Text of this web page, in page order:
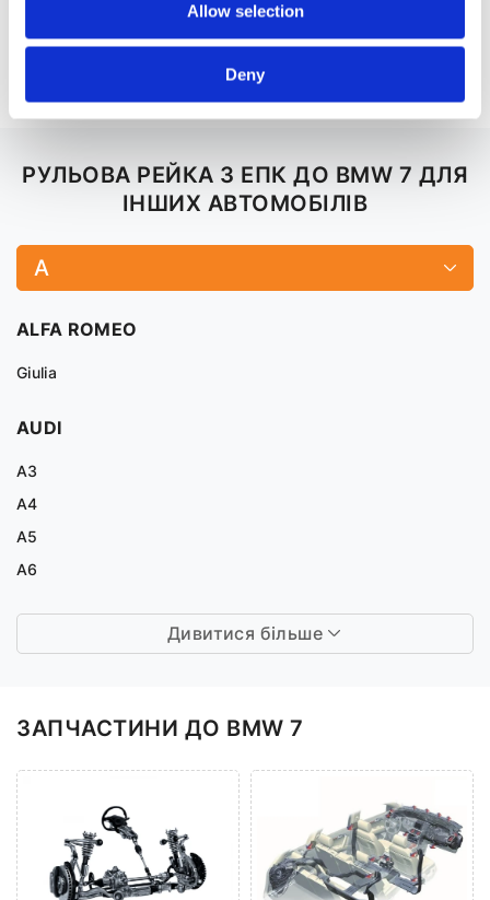
Allow selection
Deny
Рульова рейка з ЕПК
РУЛЬОВА РЕЙКА З ЕПК ДО BMW 7 ДЛЯ
ІНШИХ АВТОМОБІЛІВ
A
ALFA ROMEO
Giulia
AUDI
A3
A4
A5
A6
Дивитися більше
ЗАПЧАСТИНИ ДО BMW 7